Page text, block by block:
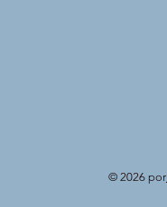
© 2026 por